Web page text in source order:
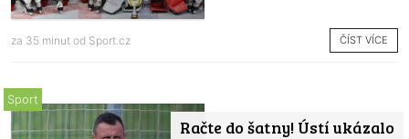
za 35 minut od Sport.cz ČÍST VÍCE
Račte do šatny! Ústí ukázalo
Sport